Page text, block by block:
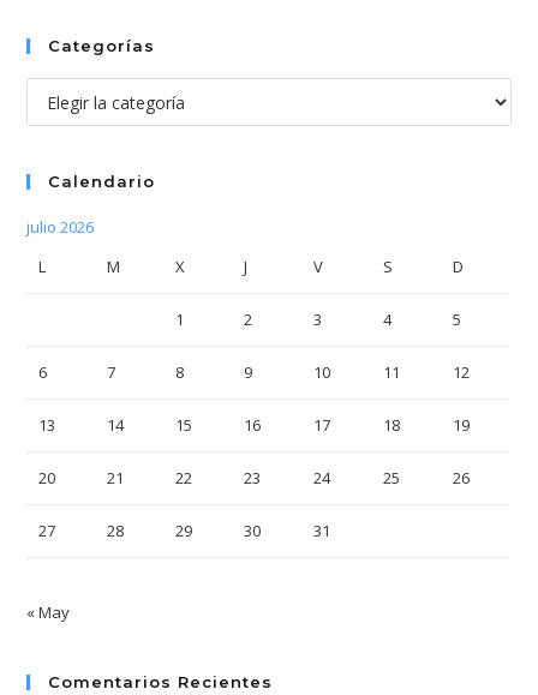
Categorías
Categorías
Calendario
julio 2026
L
M X J V S D
1 2 3 4 5
6 7 8 9 10 11 12
13 14 15 16 17 18 19
20 21 22 23 24 25 26
27 28 29 30 31
« May
Comentarios Recientes